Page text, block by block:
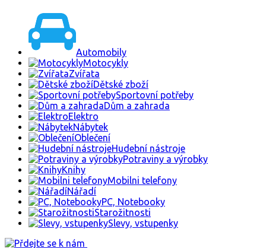
Automobily
Motocykly
Zvířata
Dětské zboží
Sportovní potřeby
Dům a zahrada
Elektro
Nábytek
Oblečení
Hudební nástroje
Potraviny a výrobky
Knihy
Mobilni telefony
Nářadí
PC, Notebooky
Starožitnosti
Slevy, vstupenky